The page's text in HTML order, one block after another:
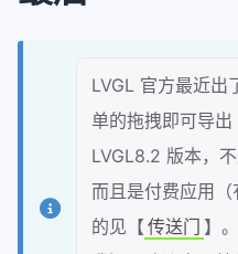
LVGL 官方最近出
单的拖拽即可导
LVGL8.2 版本，
而且是付费应用
的见【 传送门 】。